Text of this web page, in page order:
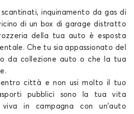
MG MARVEL R
inquinamento da gas di
di un box di garage distratto
della tua auto è esposta
Che tu sia appassionato del
da collezione auto o che la tua
città e non usi molto il tuo
pubblici sono la tua vita
in campagna con un'auto